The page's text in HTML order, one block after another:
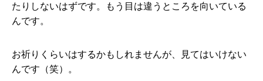
たりしないはずです。もう目は違うところを向いている
んです。
お祈りくらいはするかもしれませんが、見てはいけない
んです（笑）。